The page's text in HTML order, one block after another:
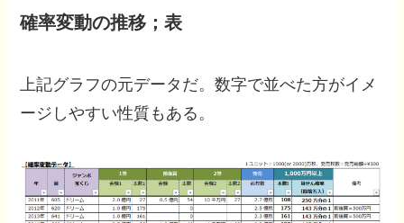
確率変動の推移；表
上記グラフの元データだ。数字で並べた方がイメ
ージしやすい性質もある。